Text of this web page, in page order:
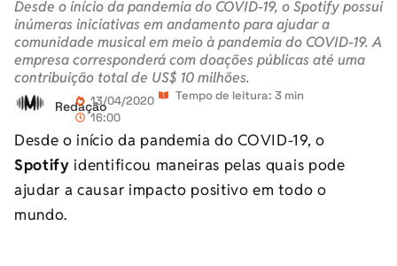
Desde o início da pandemia do COVID-19, o Spotify possui
inúmeras iniciativas em andamento para ajudar a
comunidade musical em meio à pandemia do COVID-19. A
empresa corresponderá com doações públicas até uma
contribuição total de US$ 10 milhões.
Redação13/04/2020
16:00
Tempo de leitura: 3 min
Desde o início da pandemia do COVID-19, o
Spotify identificou maneiras pelas quais pode
ajudar a causar impacto positivo em todo o
mundo.